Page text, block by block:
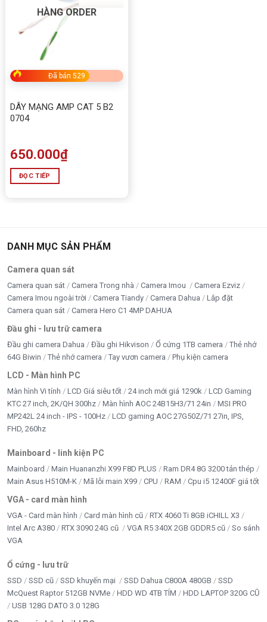
HÀNG ORDER
Đã bán 529
DÂY MẠNG AMP CAT 5 B2
0704
650.000₫
ĐỌC TIẾP
DANH MỤC SẢN PHẨM
Camera quan sát
Camera quan sát Camera Trong nhà Camera Imou
Camera Ezviz
Camera Imou ngoài trời
Camera Tiandy Camera Dahua
Lắp đặt
Camera quan sát
Camera Hero C1 4MP DAHUA
Đầu ghi - lưu trữ camera
Đầu ghi camera Dahua Đầu ghi Hikvison Ổ cứng 1TB camera
Thẻ nhớ
64G Biwin
Thẻ nhớ camera Tay vươn camera Phụ kiện camera
LCD - Màn hình PC
Màn hình Vi tính LCD Giá siêu tốt 24 inch mới giá 1290k
LCD Gaming
KTC 27 inch, 2K/QH 300hz
Màn hình AOC 24B15H3/71 24in
MSI PRO
MP242L 24 inch - IPS - 100Hz
LCD gaming AOC 27G50Z/71 27in, IPS,
FHD, 260hz
Mainboard - linh kiện PC
Mainboard Main Huananzhi X99 F8D PLUS
Ram DR4 8G 3200 tản thép
Main Asus H510M-K
Mã lỗi main X99 CPU RAM Cpu i5 12400F giá tốt
VGA - card màn hình
VGA - Card màn hình Card màn hình cũ
RTX 4060 Ti 8GB iCHILL X3
Intel Arc A380
RTX 3090 24G cũ VGA R5 340X 2GB GDDR5 cũ
So sánh
VGA
Ổ cứng - lưu trữ
SSD SSD cũ SSD khuyến mại SSD Dahua C800A 480GB
SSD
McQuest Raptor 512GB NVMe
HDD WD 4TB TÍM
HDD LAPTOP 320G CŨ
USB 128G DATO 3.0 128G